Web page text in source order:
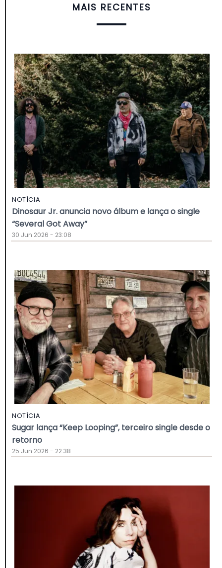
MAIS RECENTES
NOTÍCIA
Dinosaur Jr. anuncia novo álbum e lança o single
“Several Got Away”
30 Jun 2026 - 23:08
NOTÍCIA
Sugar lança “Keep Looping”, terceiro single desde o
retorno
25 Jun 2026 - 22:38